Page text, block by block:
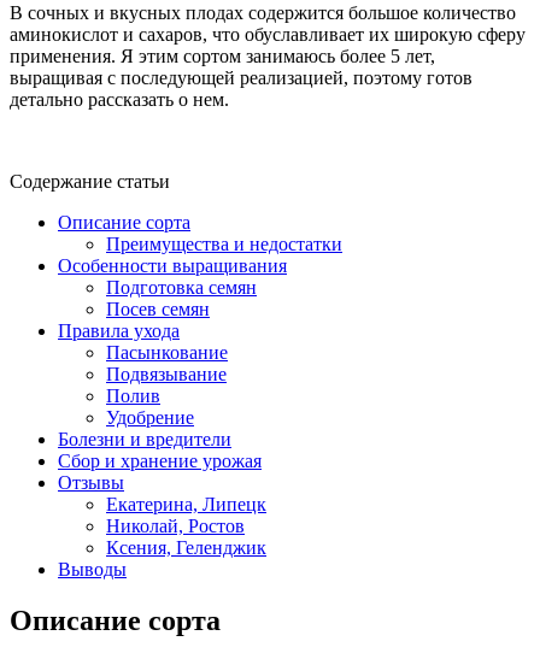
В сочных и вкусных плодах содержится большое количество
аминокислот и сахаров, что обуславливает их широкую сферу
применения. Я этим сортом занимаюсь более 5 лет,
выращивая с последующей реализацией, поэтому готов
детально рассказать о нем.
Содержание статьи
Описание сорта
Преимущества и недостатки
Особенности выращивания
Подготовка семян
Посев семян
Правила ухода
Пасынкование
Подвязывание
Полив
Удобрение
Болезни и вредители
Сбор и хранение урожая
Отзывы
Екатерина, Липецк
Николай, Ростов
Ксения, Геленджик
Выводы
Описание сорта